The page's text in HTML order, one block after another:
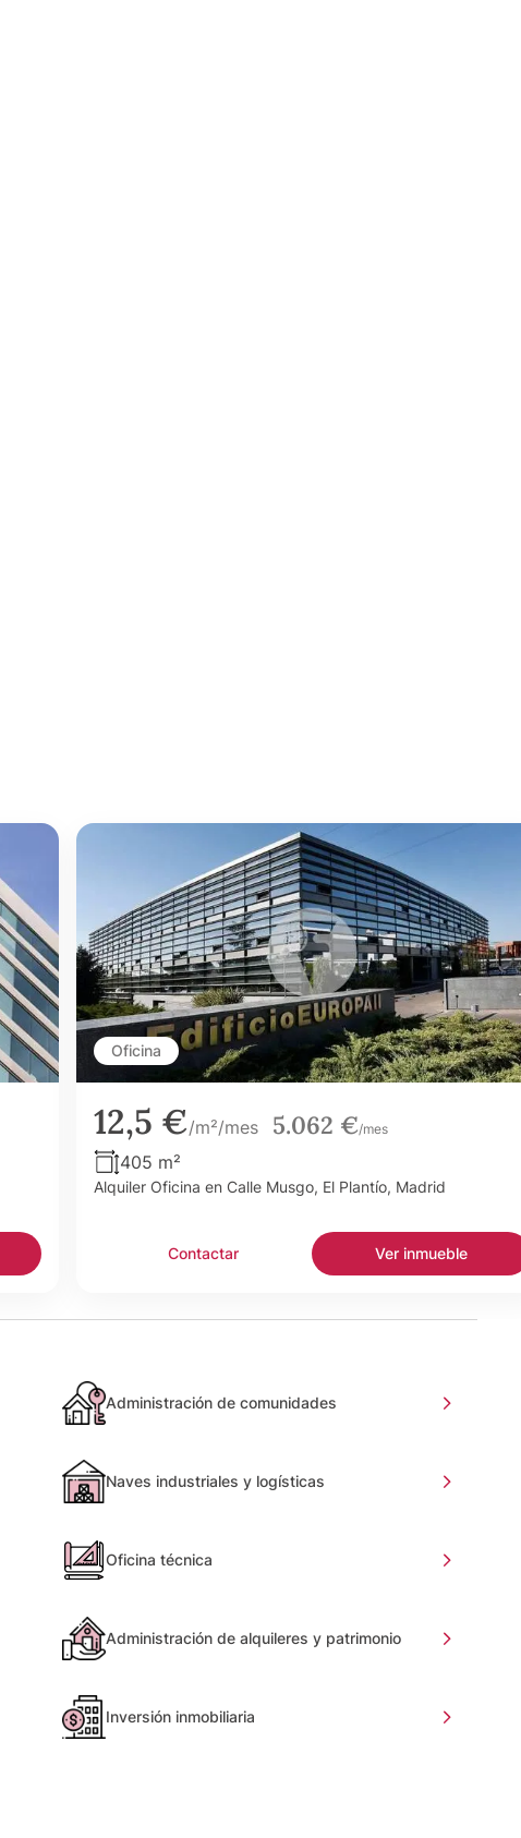
Oficina
12,5 €/m²/mes 5.062 €/mes
405 m²
Alquiler Oficina en Calle Musgo, El Plantío, Madrid
Contactar Ver inmueble
Administración de comunidades
Naves industriales y logísticas
Oficina técnica
Administración de alquileres y patrimonio
Inversión inmobiliaria